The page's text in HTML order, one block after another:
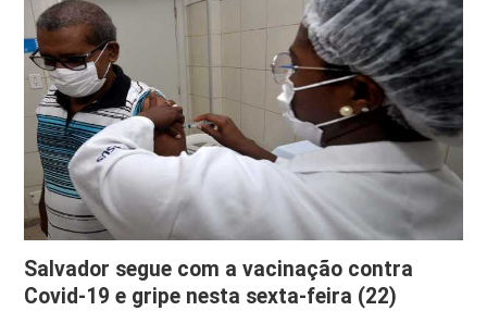
Salvador segue com a vacinação contra
Covid-19 e gripe nesta sexta-feira (22)